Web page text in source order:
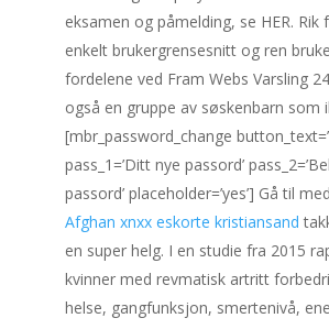
eksamen og påmelding, se HER. Rik
enkelt brukergrensesnitt og ren
fordelene ved Fram Webs Varsling
også en gruppe av søskenbarn som
[mbr_password_change
pass_1=’Ditt nye passord’
passord’ placeholder=’yes’] Gå til
Afghan xnxx eskorte kristiansand
en super helg. I en studie fra 2015
kvinner med revmatisk artritt
helse, gangfunksjon, smertenivå,